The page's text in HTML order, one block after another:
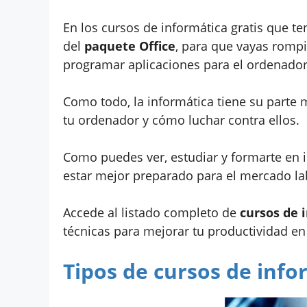
En los cursos de informática gratis que
del paquete Office, para que vayas
programar aplicaciones para el
Como todo, la informática tiene su
tu ordenador y cómo luchar contra ellos.
Como puedes ver, estudiar y formarte
estar mejor preparado para el mercado
Accede al listado completo de cursos de
técnicas para mejorar tu productividad
Tipos de cursos de